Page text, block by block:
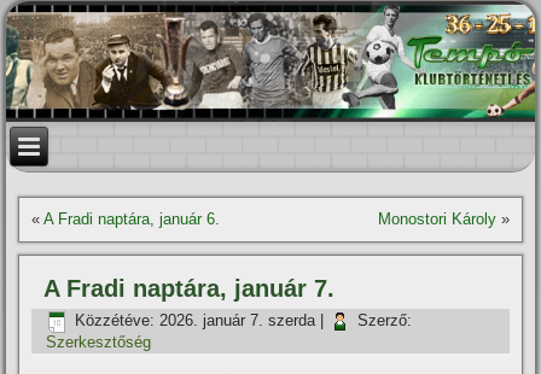
«A Fradi naptára, január 6. Monostori Károly»
A Fradi naptára, január 7.
Közzétéve: 2026. január 7. szerda|
Szerző:
Szerkesztőség